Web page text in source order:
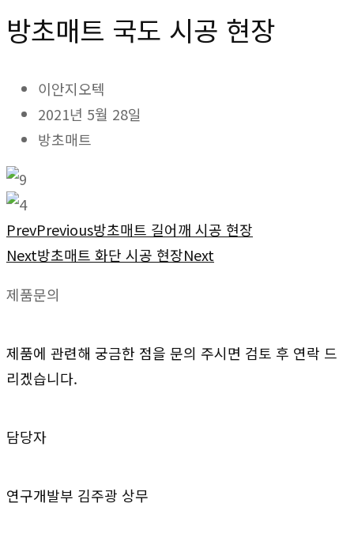
방초매트 국도 시공 현장
이안지오텍
2021년 5월 28일
방초매트
PrevPrevious방초매트 길어깨 시공 현장
Next방초매트 화단 시공 현장Next
제품문의
제품에 관련해 궁금한 점을 문의 주시면 검토 후 연락 드
리겠습니다.
담당자
연구개발부 김주광 상무